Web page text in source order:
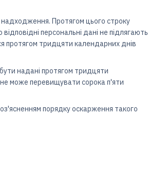
Протягом цього строку
персональні дані не підлягають
протягом тридцяти календарних днів
надані протягом тридцяти
може перевищувати сорока п'яти
порядку оскарження такого